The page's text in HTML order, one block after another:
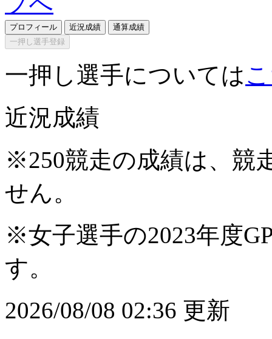
プロフィール 近況成績
通算成績
一押し選手登録
一押し選手については
近況成績
※250競走の成績は、競
せん。
※女子選手の2023年度
す。
2026/08/08 02:36 更新